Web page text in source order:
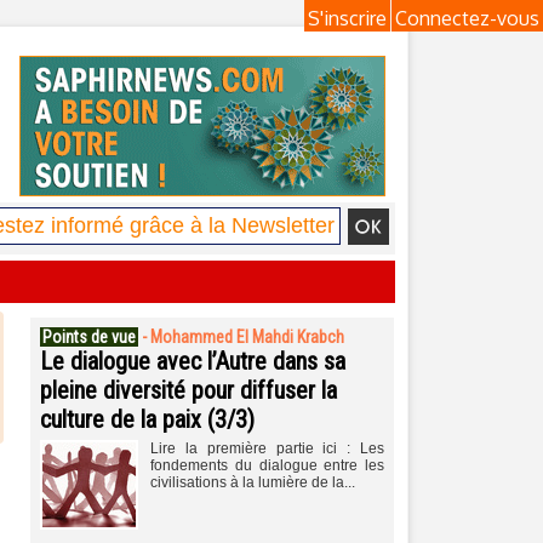
Connectez-vous
S'inscrire
Points de vue - Mohammed El Mahdi Krabch
Le dialogue avec l’Autre dans sa
pleine diversité pour diffuser la
culture de la paix (3/3)
Lire la première partie ici : Les
fondements du dialogue entre les
civilisations à la lumière de la...